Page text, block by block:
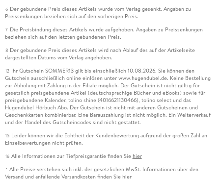
6 Der gebundene Preis dieses Artikels wurde vom Verlag gesenkt. Angaben zu
Preissenkungen beziehen sich auf den vorherigen Preis.
7 Die Preisbindung dieses Artikels wurde aufgehoben. Angaben zu Preissenkungen
beziehen sich auf den letzten gebundenen Preis.
8 Der gebundene Preis dieses Artikels wird nach Ablauf des auf der Artikelseite
dargestellten Datums vom Verlag angehoben.
12 Ihr Gutschein SOMMER13 gilt bis einschließlich 10.08.2026. Sie können den
Gutschein ausschließlich online einlösen unter www.hugendubel.de. Keine Bestellung
zur Abholung mit Zahlung in der Filiale möglich. Der Gutschein ist nicht gültig für
gesetzlich preisgebundene Artikel (deutschsprachige Bücher und eBooks) sowie für
preisgebundene Kalender, tolino shine (4016621130466), tolino select und das
Hugendubel Hörbuch Abo. Der Gutschein ist nicht mit anderen Gutscheinen und
Geschenkkarten kombinierbar. Eine Barauszahlung ist nicht möglich. Ein Weiterverkauf
und der Handel des Gutscheincodes sind nicht gestattet.
15 Leider können wir die Echtheit der Kundenbewertung aufgrund der großen Zahl an
Einzelbewertungen nicht prüfen.
16 Alle Informationen zur Tiefpreisgarantie finden Sie hier
* Alle Preise verstehen sich inkl. der gesetzlichen MwSt. Informationen über den
Versand und anfallende Versandkosten finden Sie hier